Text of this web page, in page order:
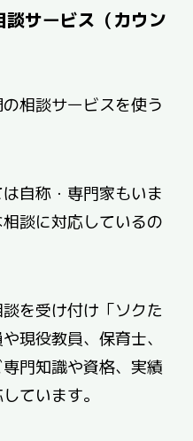
サービス（カウン
相談サービスを使う
自称・専門家もいま
談に対応しているの
を受け付け「ソクた
現役教員、保育士、
門知識や資格、実績
ています。